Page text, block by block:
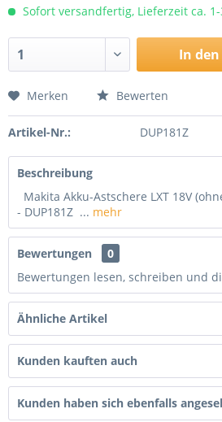
Sofort versandfertig, Lieferzeit ca.
In den
Merken Bewerten
Artikel-Nr.: DUP181Z
Beschreibung
Makita Akku-Astschere LXT 18V
- DUP181Z ... mehr
Bewertungen
0
Bewertungen lesen, schreiben und
Ähnliche Artikel
Kunden kauften auch
Kunden haben sich ebenfalls